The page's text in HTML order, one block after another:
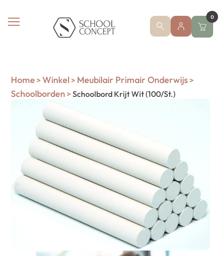
0
Home > Winkel > Meubilair Primair Onderwijs>
Schoolborden > Schoolbord Krijt Wit (100/St.)